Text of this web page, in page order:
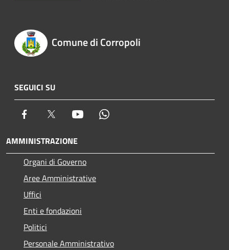
Comune di Corropoli
SEGUICI SU
Facebook Twitter Youtube
AMMINISTRAZIONE
Organi di Governo
Aree Amministrative
Uffici
Enti e fondazioni
Politici
Personale Amministrativo